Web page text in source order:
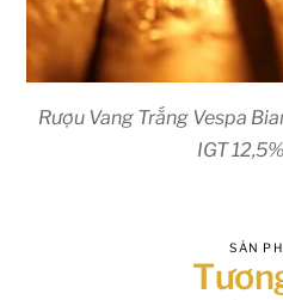
Rượu Vang Trắng Vespa
IGT
SẢN